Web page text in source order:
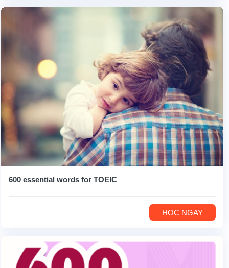
600 essential words for TOEIC
HỌC NGAY